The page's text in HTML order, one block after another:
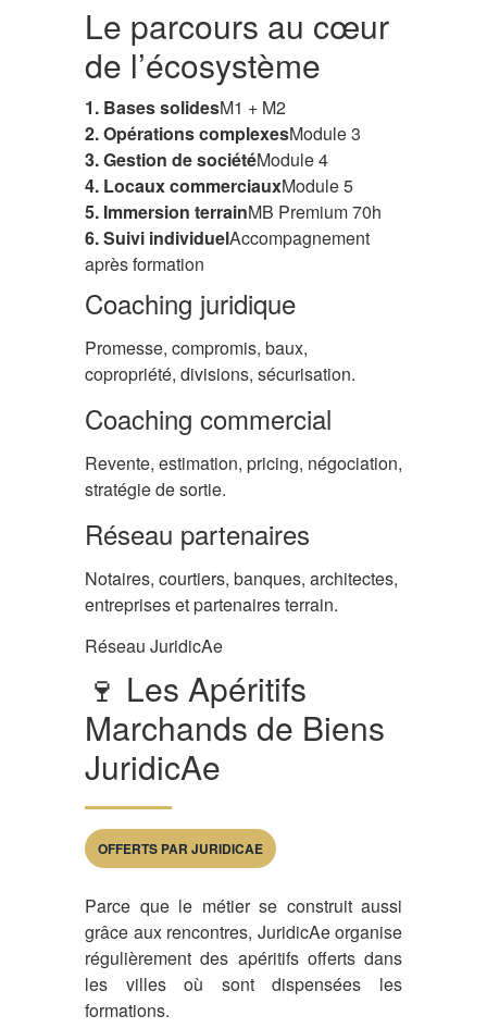
Le parcours au cœur
de l’écosystème
1. Bases solidesM1 + M2
2. Opérations complexesModule 3
3. Gestion de sociétéModule 4
4. Locaux commerciauxModule 5
5. Immersion terrainMB Premium 70h
6. Suivi individuelAccompagnement
après formation
Coaching juridique
Promesse, compromis, baux,
copropriété, divisions, sécurisation.
Coaching commercial
Revente, estimation, pricing, négociation,
stratégie de sortie.
Réseau partenaires
Notaires, courtiers, banques, architectes,
entreprises et partenaires terrain.
Réseau JuridicAe
🍷 Les Apéritifs
Marchands de Biens
JuridicAe
OFFERTS PAR JURIDICAE
Parce que le métier se construit aussi
grâce aux rencontres, JuridicAe organise
régulièrement des apéritifs offerts dans
les villes où sont dispensées les
formations.